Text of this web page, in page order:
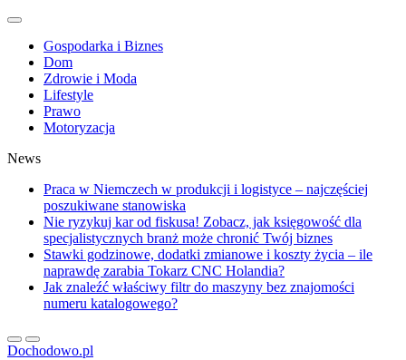
Gospodarka i Biznes
Dom
Zdrowie i Moda
Lifestyle
Prawo
Motoryzacja
News
Praca w Niemczech w produkcji i logistyce – najczęściej
poszukiwane stanowiska
Nie ryzykuj kar od fiskusa! Zobacz, jak księgowość dla
specjalistycznych branż może chronić Twój biznes
Stawki godzinowe, dodatki zmianowe i koszty życia – ile
naprawdę zarabia Tokarz CNC Holandia?
Jak znaleźć właściwy filtr do maszyny bez znajomości
numeru katalogowego?
Dochodowo.pl